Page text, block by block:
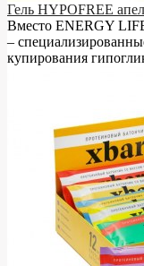
Гель HYPOFREE
Вместо ENERGY
–
купирования